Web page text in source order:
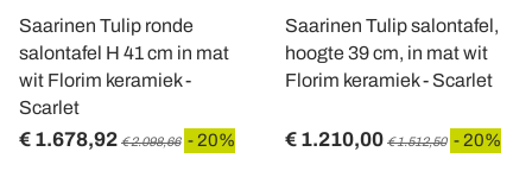
Saarinen Tulip ronde
salontafel H 41 cm in mat
wit Florim keramiek -
Scarlet
€ 1.678,92 € 2.098,66 - 20%
Saarinen Tulip salontafel,
hoogte 39 cm, in mat wit
Florim keramiek - Scarlet
€ 1.210,00 € 1.512,50 - 20%